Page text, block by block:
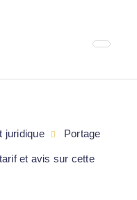
juridique Portage
et avis sur cette